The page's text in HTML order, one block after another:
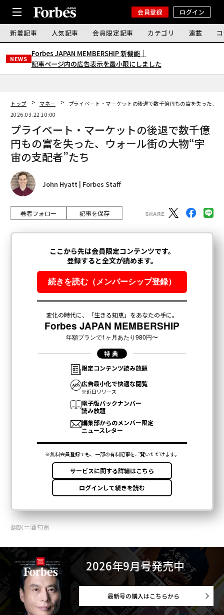
会員登録 ログイン
新着記事 人気記事 会員限定記事 カテゴリ 連載
NEWS
Forbes JAPAN MEMBERSHIP 新機能｜
記事ページ内の広告表示を最小限にしました
トップ マネー
プライベート・マーケットの後退で数千億円もの富を失った、
2026.03.22 10:00
プライベート・マーケットの後退で数千億
円もの富を失った、ウォール街の大物“宇
宙の支配者”たち
John Hyatt | Forbes Staff
著者フォロー 記事を保存
翻訳＝酒匂寛
2026年9月号発売中
最新号の購入はこちらから